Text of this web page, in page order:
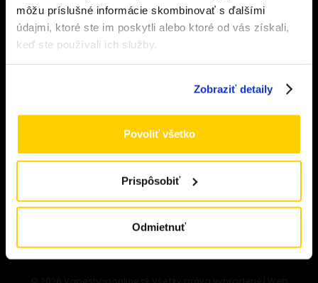
môžu príslušné informácie skombinovať s ďalšími
údajmi, ktoré ste im poskytli alebo ktoré od vás získali,
keď ste používali ich služby.
Zobraziť detaily
Povoliť všetko
Prispôsobiť
Odmietnuť
Obchodné podmienky
Výmena a vrátenie tovaru
Odstúpenie od zmluvy
Formulár pre odstúpenie od zmluvy
Ochrana osobných údajov
Cookies
ÁNO
NIE